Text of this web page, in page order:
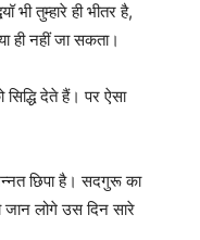
भी तुम्हारे ही भीतर है,
ही नहीं जा सकता।
देते हैं। पर ऐसा
छिपा है। सदगुरू का
लोगे उस दिन सारे